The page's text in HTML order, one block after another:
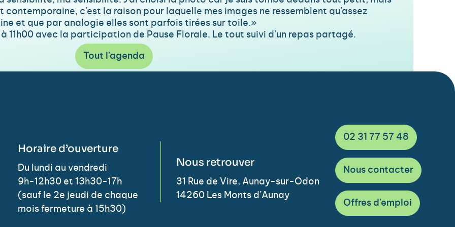
contemporaine, c’est la raison pour laquelle mes images ne ressemblent qu’assez
et que par analogie elles sont parfois tirées sur toile.»
11h00 avec la participation de Pause Florale. Le tout suivi d’un repas partagé.
Tout l'agenda
Horaire d’ouverture
Du lundi au vendredi
9h-12h30 et 13h30-17h
(sauf le 2e jeudi de chaque
mois fermeture à 15h30)
Nous retrouver
31 Rue de Vire, Aunay-sur-Odon
14260 Les Monts d’Aunay
02 31 77 57 48
Nous contacter
Offres d'emploi